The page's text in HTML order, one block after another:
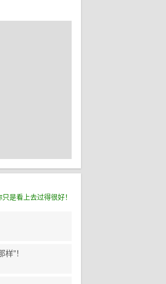
只是看上去过得很好！
”！